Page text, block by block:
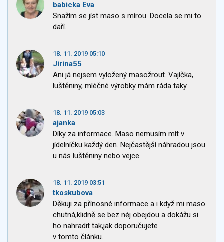
babicka Eva
Snažím se jíst maso s mírou. Docela se mi to
daří.
18. 11. 2019 05:10
Jirina55
Ani já nejsem vyložený masožrout. Vajíčka,
luštěniny, mléčné výrobky mám ráda taky
18. 11. 2019 05:03
ajanka
Díky za informace. Maso nemusím mít v
jídelníčku každý den. Nejčastější náhradou jsou
u nás luštěniny nebo vejce.
18. 11. 2019 03:51
tkoskubova
Děkuji za přínosné informace a i když mi maso
chutná,klidně se bez nėj obejdou a dokážu si
ho nahradit tak,jak doporučujete
v tomto článku.